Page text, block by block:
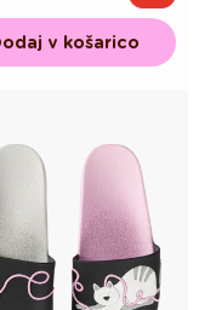
v košarico